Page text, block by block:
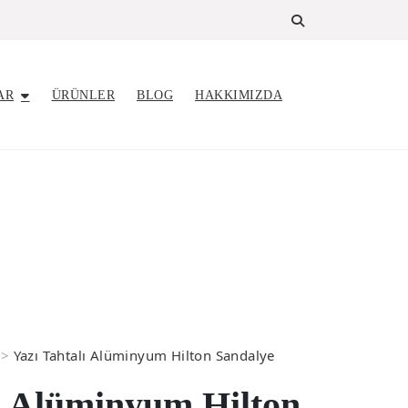
ÜRÜNLER BLOG HAKKIMIZDA
Yazı Tahtalı Alüminyum Hilton Sandalye